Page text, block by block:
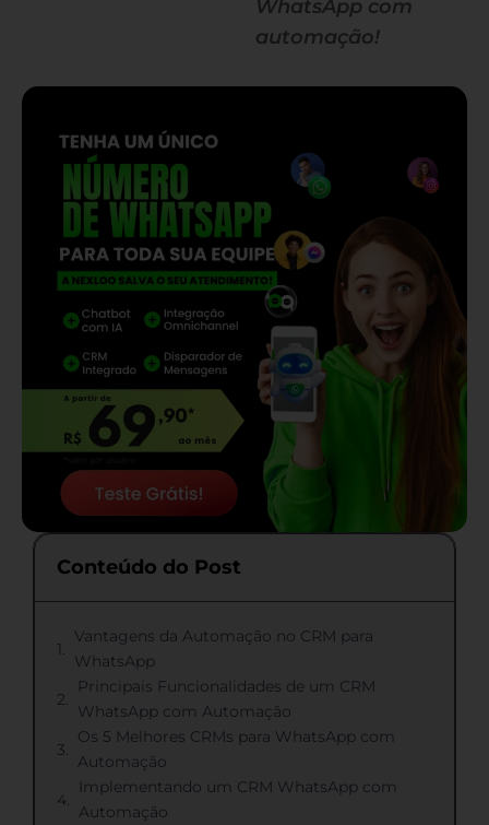
WhatsApp com
automação!
Conteúdo do Post
Vantagens da Automação no CRM para
WhatsApp
Principais Funcionalidades de um CRM
WhatsApp com Automação
Os 5 Melhores CRMs para WhatsApp com
Automação
Implementando um CRM WhatsApp com
Automação